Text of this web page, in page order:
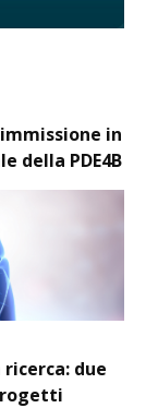
in
della PDE4B
due